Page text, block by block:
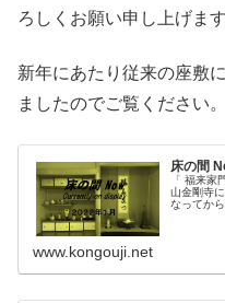
ろしくお願い申し上げます
新年にあたり従来の座敷
ましたのでご覧ください。
床の間
「 福来
山金剛寺
なってか
www.kongouji.net